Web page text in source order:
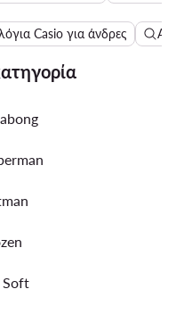
Casio για άνδρες
Soft